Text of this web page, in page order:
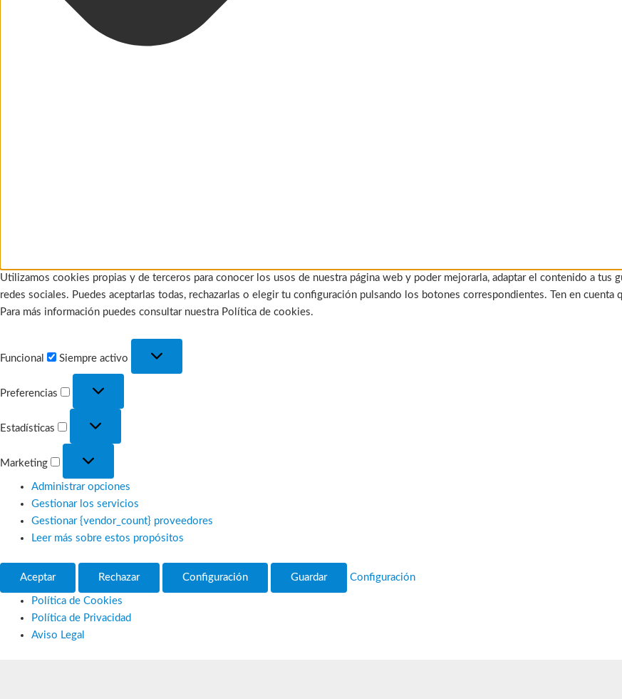
Utilizamos cookies propias y de terceros para conocer los usos de nuestra página web y poder mejorarla, adaptar el contenido a tus
redes sociales. Puedes aceptarlas todas, rechazarlas o elegir tu configuración pulsando los botones correspondientes. Ten en
Para más información puedes consultar nuestra Política de cookies.
Funcional Siempre activo
Preferencias
Estadísticas
Marketing
Administrar opciones
Gestionar los servicios
Gestionar {vendor_count} proveedores
Leer más sobre estos propósitos
Aceptar Rechazar Configuración Guardar Configuración
Política de Cookies
Política de Privacidad
Aviso Legal